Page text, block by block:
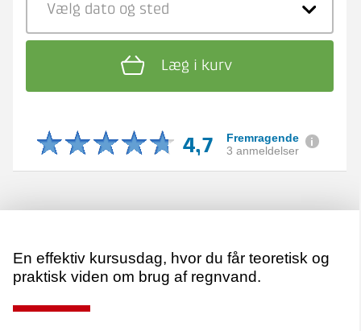
Vælg dato og sted
Læg i kurv
4,7
Fremragende
3 anmeldelser
En effektiv kursusdag, hvor du får teoretisk og
praktisk viden om brug af regnvand.